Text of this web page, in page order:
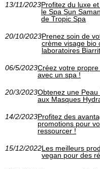
13/11/2023Profitez du luxe
le Spa Sun
de Tropic Spa
20/10/2023Prenez soin de
crème visage bio
laboratoires
06/5/2023Créez votre
avec un spa !
20/3/2023Obtenez une
aux Masques
14/2/2023Profitez des
promotions pour
ressourcer !
15/12/2022Les meilleurs
vegan pour des